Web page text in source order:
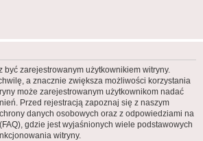
być zarejestrowanym użytkownikiem witryny.
a znacznie zwiększa możliwości korzystania
może zarejestrowanym użytkownikom nadać
Przed rejestracją zapoznaj się z naszym
danych osobowych oraz z odpowiedziami na
gdzie jest wyjaśnionych wiele podstawowych
witryny.